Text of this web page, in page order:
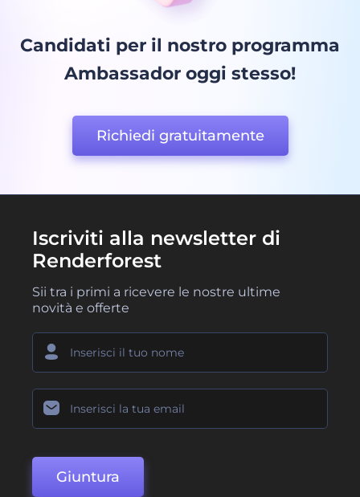
Candidati per il nostro programma
Ambassador oggi stesso!
Richiedi gratuitamente
Iscriviti alla newsletter di
Renderforest
Sii tra i primi a ricevere le nostre ultime
novità e offerte
Giuntura